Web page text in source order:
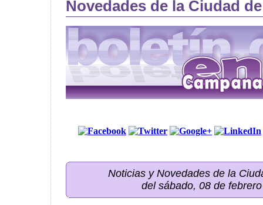
Novedades de la Ciudad
Noticias y Novedades de la
del sábado, 08 de